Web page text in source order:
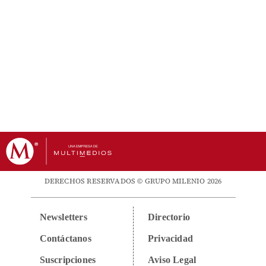
DERECHOS RESERVADOS © GRUPO MILENIO 2026
Newsletters
Contáctanos
Suscripciones
Directorio
Privacidad
Aviso Legal